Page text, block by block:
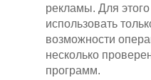
рекламы. Для
использовать
возможности
несколько
программ.